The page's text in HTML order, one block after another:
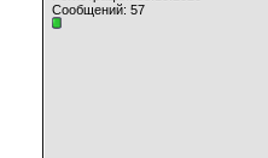
Сообщений: 57